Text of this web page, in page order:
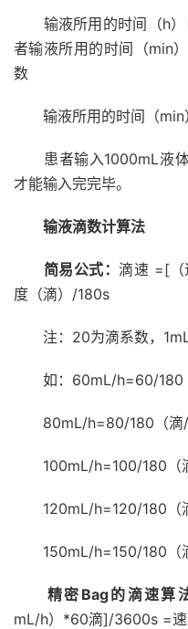
输液所用的时间（h
者输液所用的时间（min
数
输液所用的时间（
患者输入1000mL液
才能输入完完毕。
输液滴数计算法
简易公式：滴速 =[
度（滴）/180s
注：20为滴系数，
如：60mL/h=60/180
80mL/h=80/180（
100mL/h=100/180
120mL/h=120/180
150mL/h=150/180（
精密Bag的滴速算
mL/h）*60滴]/3600s =